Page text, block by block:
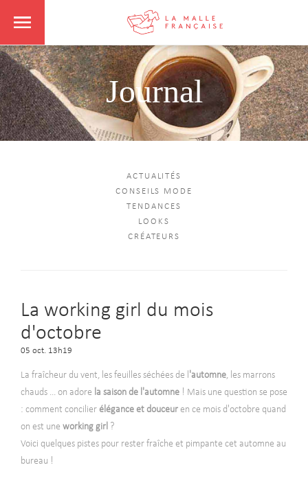
Journal
ACTUALITÉS
CONSEILS MODE
TENDANCES
LOOKS
CRÉATEURS
La working girl du mois
d'octobre
05 oct. 13h19
La fraîcheur du vent, les feuilles séchées de l'automne, les marrons
chauds ... on adore la saison de l'automne ! Mais une question se pose
: comment concilier élégance et douceur en ce mois d'octobre quand
on est une working girl ?
Voici quelques pistes pour rester fraîche et pimpante cet automne au
bureau !